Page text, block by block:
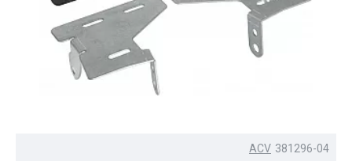
ACV 381296-04